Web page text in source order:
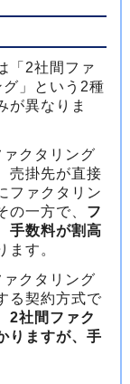
「2社間ファ
」という2種
が異なりま
クタリング
売掛先が直接
ファクタリン
の一方で、 フ
手数料が割高
ます。
クタリング
る契約方式で
2社間ファク
りますが、手